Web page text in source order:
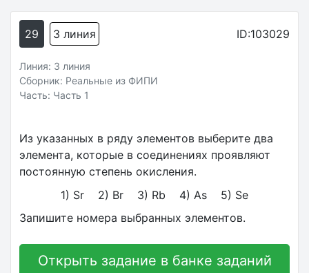
29 3 линия ID:103029
Линия: 3 линия
Сборник: Реальные из ФИПИ
Часть: Часть 1
Из указанных в ряду элементов выберите два
элемента, которые в соединениях проявляют
постоянную степень окисления.
1) Sr 2) Br 3) Rb 4) As 5) Se
Запишите номера выбранных элементов.
Открыть задание в банке заданий